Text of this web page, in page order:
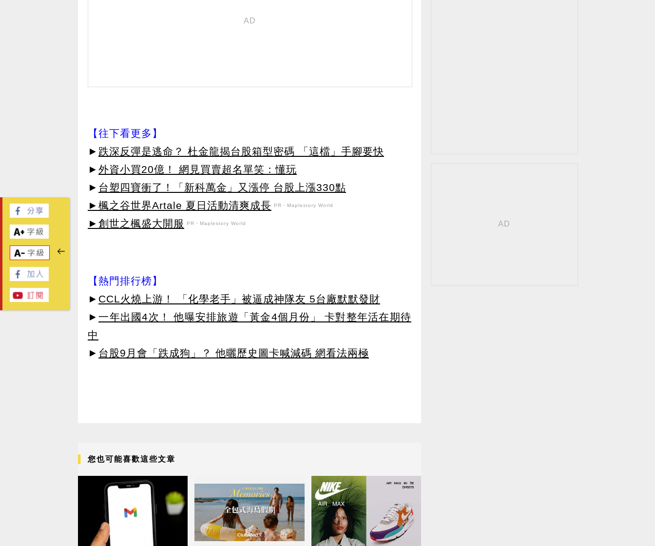
【往下看更多】
► 跌深反彈是逃命？ 杜金龍揭台股箱型密碼 「這檔」手腳要快
► 外資小買20億！ 網見買賣超名單笑：懂玩
► 台塑四寶衝了！「新科萬金」又漲停 台股上漲330點
►楓之谷世界Artale 夏日活動清爽成長
PR・Maplestory World
►創世之楓盛大開服 PR・Maplestory World
【熱門排行榜】
► CCL火燒上游！ 「化學老手」被逼成神隊友 5台廠默默發財
► 一年出國4次！ 他曝安排旅遊「黃金4個月份」 卡對整年活在期待
中
► 台股9月會「跌成狗」？ 他曬歷史圖卡喊減碼 網看法兩極
您也可能喜歡這些文章